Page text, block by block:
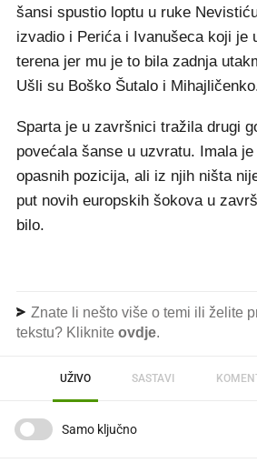
šansi spustio loptu u ruke
izvadio i Perića i Ivanušeca koji je
terena jer mu je to bila zadnja
Ušli su Boško Šutalo i
Sparta je u završnici tražila drugi
povećala šanse u uzvratu. Imala
opasnih pozicija, ali iz njih ništa
put novih europskih šokova u
bilo.
Znate li nešto više o temi ili želite
tekstu? Kliknite ovdje.
UŽIVO SASTAVI
Samo ključno